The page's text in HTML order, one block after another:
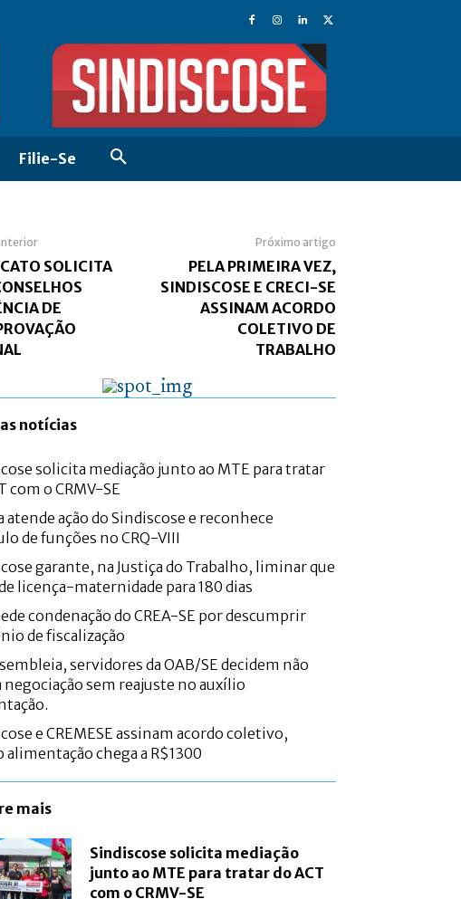
Filie-Se
SOLICITA
DE
Próximo artigo
PELA PRIMEIRA VEZ,
SINDISCOSE E CRECI-SE
ASSINAM ACORDO
COLETIVO DE
TRABALHO
notícias
solicita mediação junto ao MTE para tratar
com o CRMV-SE
atende ação do Sindiscose e reconhece
de funções no CRQ-VIII
garante, na Justiça do Trabalho, liminar que
licença-maternidade para 180 dias
condenação do CREA-SE por descumprir
de fiscalização
servidores da OAB/SE decidem não
negociação sem reajuste no auxílio
e CREMESE assinam acordo coletivo,
alimentação chega a R$1300
mais
Sindiscose solicita mediação
junto ao MTE para tratar do ACT
com o CRMV-SE